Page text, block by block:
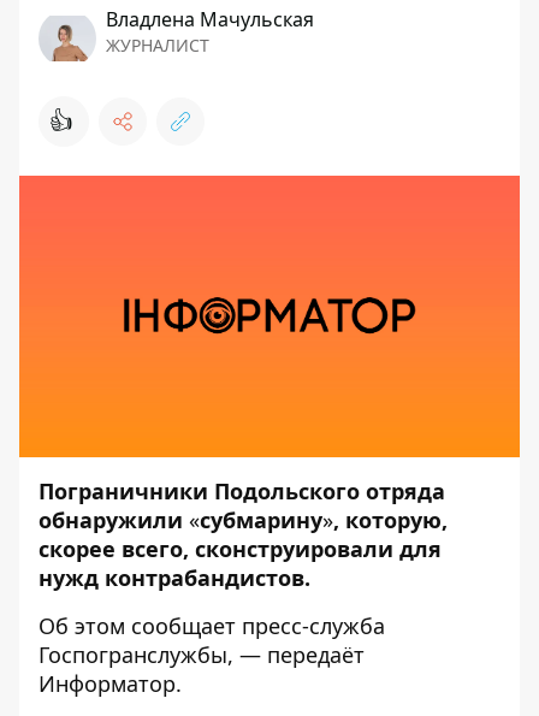
Владлена Мачульская
ЖУРНАЛИСТ
👍
Пограничники Подольского отряда
обнаружили «субмарину», которую,
скорее всего, сконструировали для
нужд контрабандистов.
Об этом сообщает пресс-служба
Госпогранслужбы, — передаёт
Информатор.